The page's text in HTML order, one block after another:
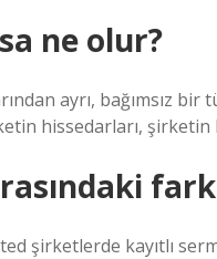
ne olur?
ayrı, bağımsız
hissedarları,
şirketlerde kayıtlı